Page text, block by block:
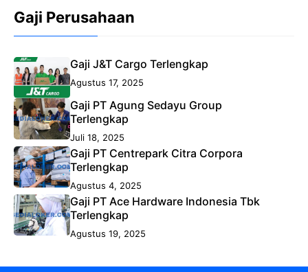
Gaji Perusahaan
Gaji J&T Cargo Terlengkap
Agustus 17, 2025
Gaji PT Agung Sedayu Group
Terlengkap
Juli 18, 2025
Gaji PT Centrepark Citra Corpora
Terlengkap
Agustus 4, 2025
Gaji PT Ace Hardware Indonesia Tbk
Terlengkap
Agustus 19, 2025